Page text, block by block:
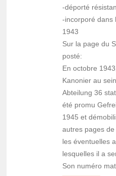
-déporté
-incorporé dans
1943
Sur la page du
posté:
En octobre
Kanonier au
Abteilung 36
été promu
1945 et
autres pages
les éventuelles
lesquelles il a
Son numéro